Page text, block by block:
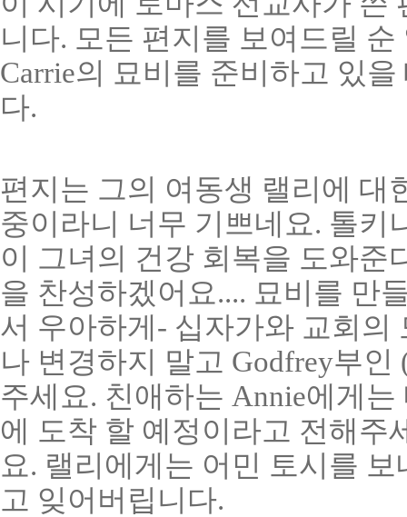
니다. 모든 편지를 보여드릴
Carrie의 묘비를 준비하고 있
다.
편지는 그의 여동생 랠리에 대
중이라니 너무 기쁘네요. 톨키
이 그녀의 건강 회복을 도와준
을 찬성하겠어요.... 묘비를 만
서 우아하게- 십자가와 교회
나 변경하지 말고 Godfrey부
주세요. 친애하는 Annie에게
에 도착 할 예정이라고 전해주
요. 랠리에게는 어민 토시를
고 잊어버립니다.